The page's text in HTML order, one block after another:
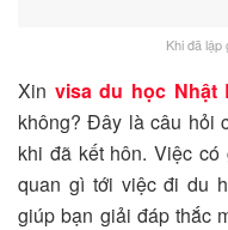
Khi đã
Xin visa du học Nhật
không? Đây là câu hỏi
khi đã kết hôn. Việc
quan gì tới việc đi du
giúp bạn giải đáp thắc